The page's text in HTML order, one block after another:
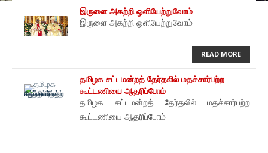
இருளை அகற்றி ஒளியேற்றுவோம்
இருளை அகற்றி ஒளியேற்றுவோம்
READ MORE
தமிழக சட்டமன்றத் தேர்தலில் மதச்சார்பற்ற
கூட்டணியை ஆதரிப்போம்
தமிழக சட்டமன்றத் தேர்தலில் மதச்சார்பற்ற
கூட்டணியை ஆதரிப்போம்